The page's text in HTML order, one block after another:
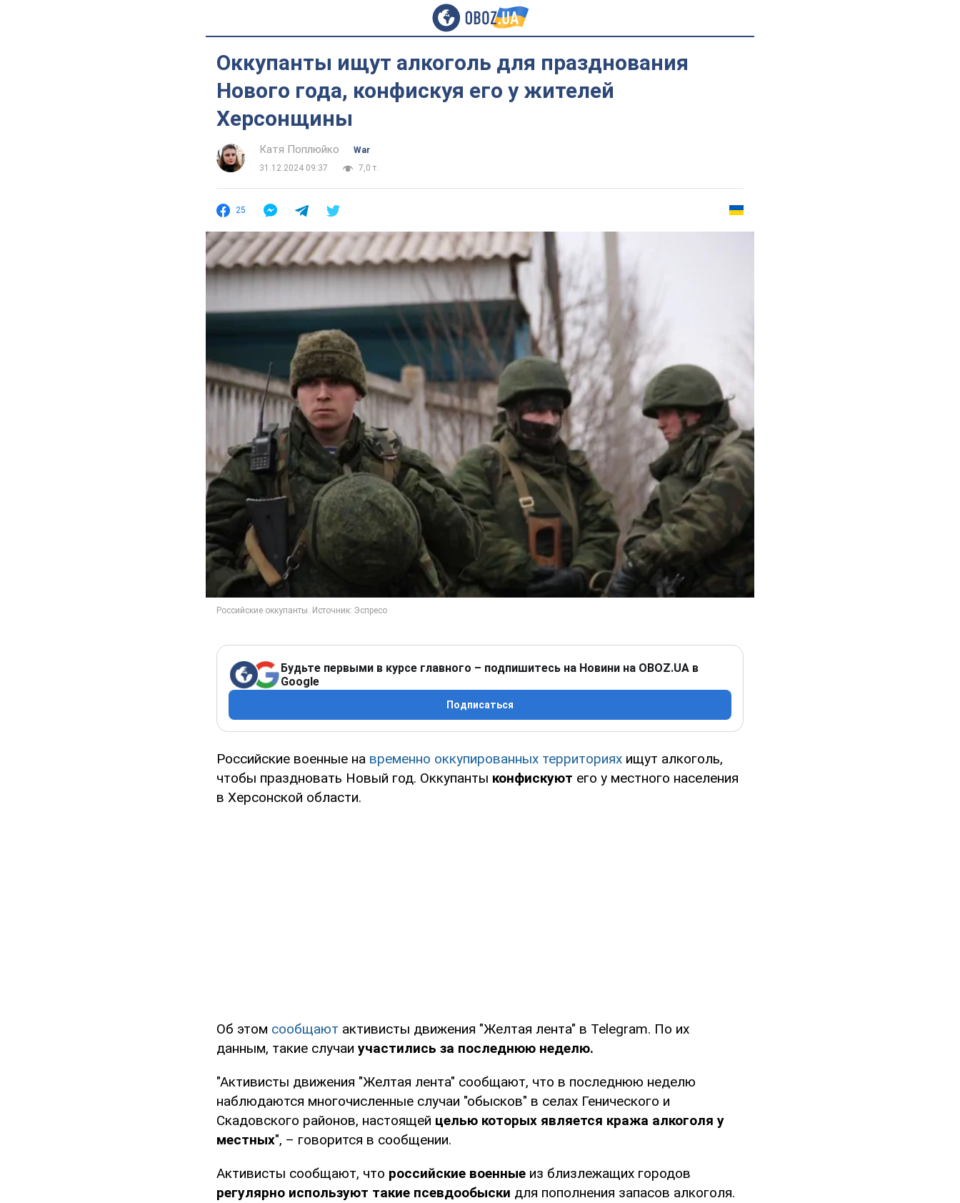
Оккупанты ищут алкоголь для празднования
Нового года, конфискуя его у жителей
Херсонщины
Катя Поплюйко
War
31.12.2024 09:37
7,0 т.
25
Будьте первыми в курсе главного – подпишитесь на Новини на OBOZ.UA в
Google
Подписаться
Российские военные на временно оккупированных территориях ищут алкоголь,
чтобы праздновать Новый год. Оккупанты конфискуют его у местного населения
в Херсонской области.
Об этом сообщают активисты движения "Желтая лента" в Telegram. По их
данным, такие случаи участились за последнюю неделю.
"Активисты движения "Желтая лента" сообщают, что в последнюю неделю
наблюдаются многочисленные случаи "обысков" в селах Генического и
Скадовского районов, настоящей целью которых является кража алкоголя у
местных", – говорится в сообщении.
Активисты сообщают, что российские военные из близлежащих городов
регулярно используют такие псевдообыски для пополнения запасов алкоголя.